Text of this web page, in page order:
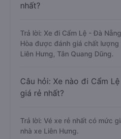
nhất?
Trả lời: Xe đi Cẩm Lệ - Đà
Hòa được đánh giá chất
Liên Hưng, Tân Quang Dũng.
Câu hỏi: Xe nào đi Cẩm
giá rẻ nhất?
Trả lời: Vé xe rẻ nhất có mức
nhà xe Liên Hưng.